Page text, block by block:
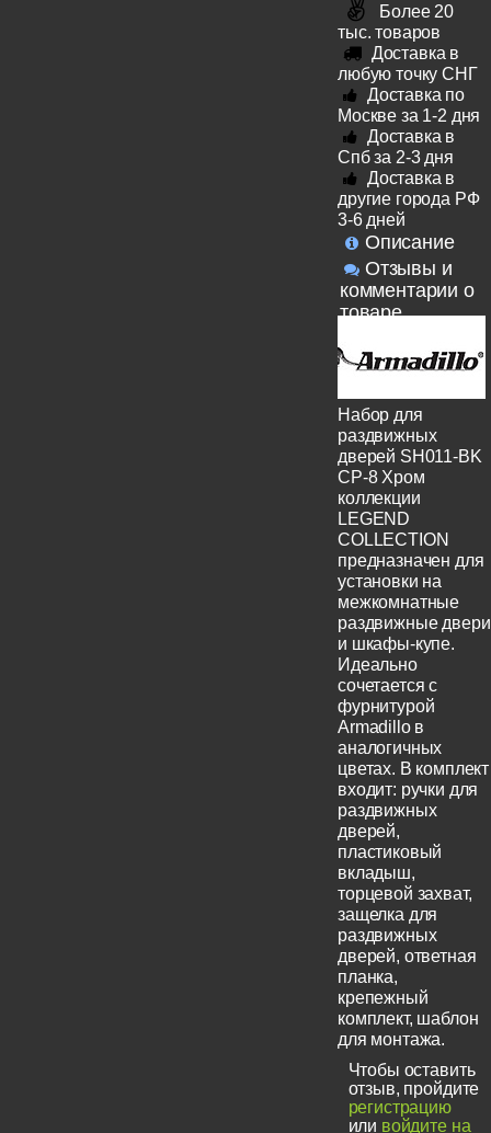
Более 20
тыс. товаров
Доставка в
любую точку СНГ
Доставка по
Москве за 1-2 дня
Доставка в
Спб за 2-3 дня
Доставка в
другие города РФ
3-6 дней
Описание
Отзывы и
комментарии о
товаре
Набор для
раздвижных
дверей SH011-BK
СP-8 Хром
коллекции
LEGEND
COLLECTION
предназначен для
установки на
межкомнатные
раздвижные двери
и шкафы-купе.
Идеально
сочетается с
фурнитурой
Armadillo в
аналогичных
цветах. В комплект
входит: ручки для
раздвижных
дверей,
пластиковый
вкладыш,
торцевой захват,
защелка для
раздвижных
дверей, ответная
планка,
крепежный
комплект, шаблон
для монтажа.
Чтобы оставить
отзыв, пройдите
регистрацию
или войдите на